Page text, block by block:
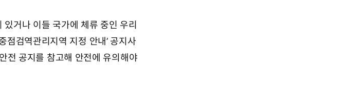
거나 이들 국가에 체류 중인 우리
검역관리지역 지정 안내’ 공지사
전 공지를 참고해 안전에 유의해야